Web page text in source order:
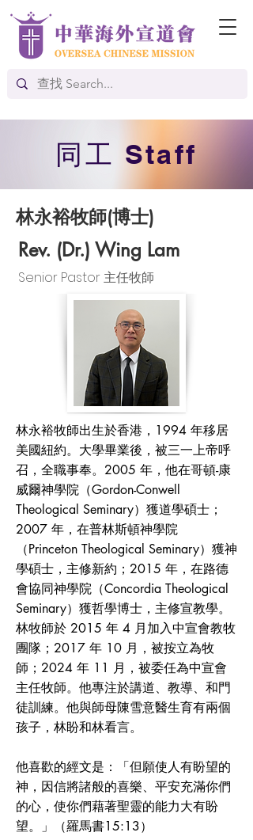
​同工 Staff
林永裕牧師(博士)
Rev. (Dr.) Wing Lam
Senior Pastor 主任牧師
林永裕牧師出生於香港，1994 年移居
美國紐約。大學畢業後，被三一上帝呼
召，全職事奉。2005 年，他在哥頓-康
威爾神學院（Gordon-Conwell
Theological Seminary）獲道學碩士；
2007 年，在普林斯頓神學院
（Princeton Theological Seminary）獲神
學碩士，主修新約；2015 年，在路德
會協同神學院（Concordia Theological
Seminary）獲哲學博士，主修宣教學。
林牧師於 2015 年 4 月加入中宣會教牧
團隊；2017 年 10 月，被按立為牧
師；2024 年 11 月，被委任為中宣會
主任牧師。他專注於講道、教導、和門
徒訓練。他與師母陳雪意醫生育有兩個
孩子，林盼和林看言。
他喜歡的經文是：「但願使人有盼望的
神，因信將諸般的喜樂、平安充滿你們
的心，使你們藉著聖靈的能力大有盼
望。」（羅馬書15:13）